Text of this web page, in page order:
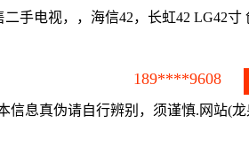
二手电视，，海信42，长虹42 LG42
189****9608
信息真伪请自行辨别，须谨慎.网站(